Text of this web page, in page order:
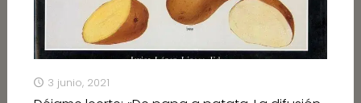
3 junio, 2021